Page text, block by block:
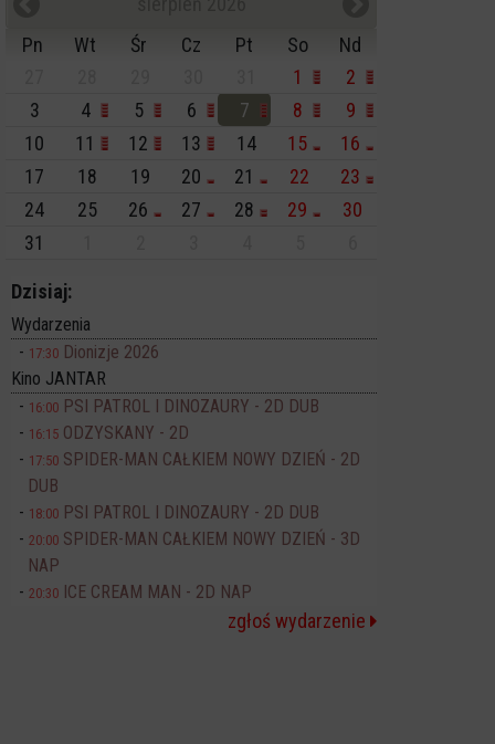
Pn
Wt Śr Cz Pt So
Nd
1
2
3
4 5 6 7 8
9
10
11 12 13 14 15
16
17
18 19 20 21 22
23
24
25 26 27 28 29
30
31
Dzisiaj:
Wydarzenia
17:30 Dionizje 2026
Kino JANTAR
16:00 PSI PATROL I DINOZAURY - 2D DUB
16:15 ODZYSKANY - 2D
17:50 SPIDER-MAN CAŁKIEM NOWY DZIEŃ - 2D
DUB
18:00 PSI PATROL I DINOZAURY - 2D DUB
20:00 SPIDER-MAN CAŁKIEM NOWY DZIEŃ - 3D
NAP
20:30 ICE CREAM MAN - 2D NAP
zgłoś wydarzenie